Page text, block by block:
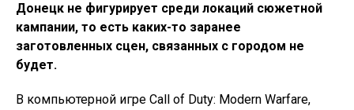
Донецк не фигурирует среди локаций сюжетной
кампании, то есть каких-то заранее
заготовленных сцен, связанных с городом не
будет.
В компьютерной игре Call of Duty: Modern Warfare,